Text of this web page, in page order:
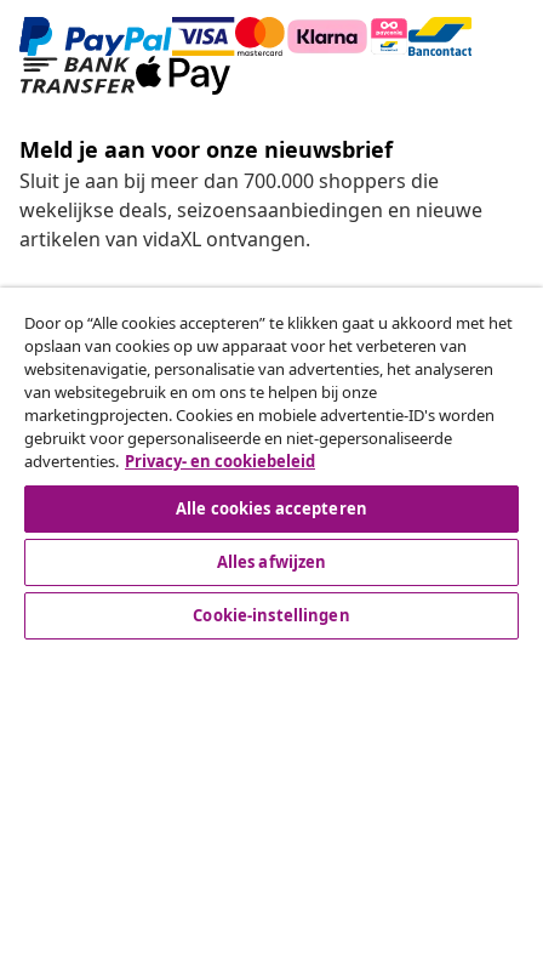
Meld je aan voor onze nieuwsbrief
Sluit je aan bij meer dan 700.000 shoppers die
wekelijkse deals, seizoensaanbiedingen en nieuwe
artikelen van vidaXL ontvangen.
Herroeping van de overeenkomst
Een annulering voor je bestelling indienen
Herroeping van de overeenkomst
Door op “Alle cookies accepteren” te klikken gaat u akkoord met het
opslaan van cookies op uw apparaat voor het verbeteren van
websitenavigatie, personalisatie van advertenties, het analyseren
van websitegebruik en om ons te helpen bij onze
marketingprojecten. Cookies en mobiele advertentie-ID's worden
gebruikt voor gepersonaliseerde en niet-gepersonaliseerde
advertenties. Privacy- en cookiebeleid
Alle cookies accepteren
Alles afwijzen
Cookie-instellingen